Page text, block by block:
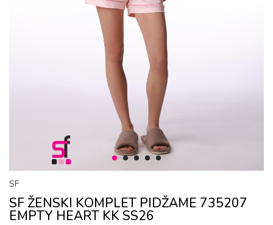
1 2 3 4 5
SF
SF ŽENSKI KОMPLЕT PIDŽAMЕ 735207
EMPTY HEART KK SS26